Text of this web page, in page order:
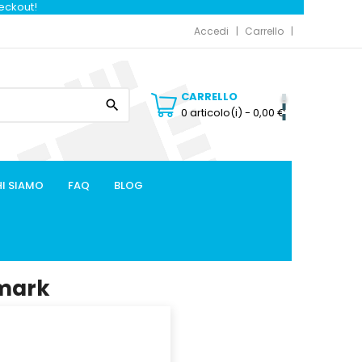
Accedi Carrello

CARRELLO
0 articolo(i) - 0,00 €
SIAMO FAQ BLOG